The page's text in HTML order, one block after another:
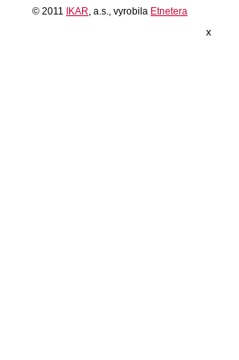
© 2011 IKAR , a.s., vyrobila Etnetera
x